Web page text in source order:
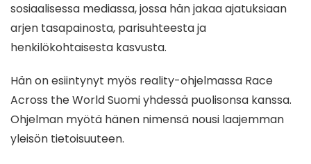
sosiaalisessa mediassa, jossa hän jakaa ajatuksiaan
arjen tasapainosta, parisuhteesta ja
henkilökohtaisesta kasvusta.
Hän on esiintynyt myös reality-ohjelmassa Race
Across the World Suomi yhdessä puolisonsa kanssa.
Ohjelman myötä hänen nimensä nousi laajemman
yleisön tietoisuuteen.